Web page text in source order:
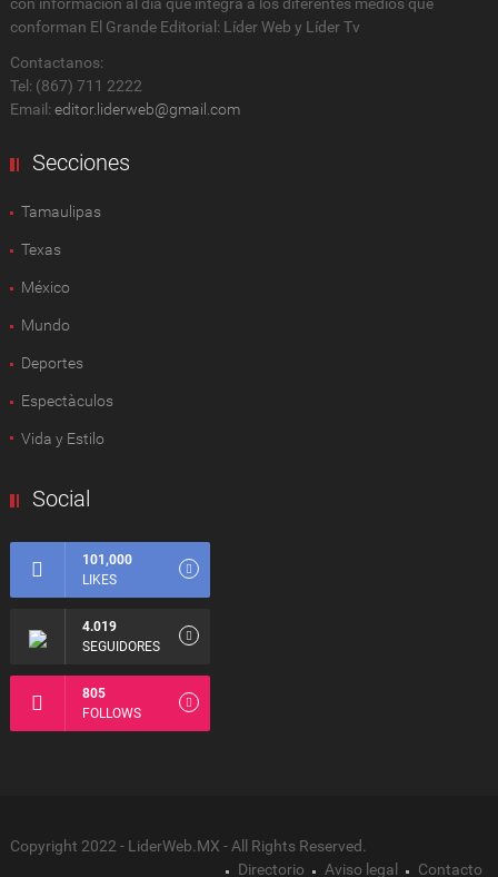
con información al día que integra a los diferentes medios que
conforman El Grande Editorial: Líder Web y Líder Tv
Contactanos:
Tel: (867) 711 2222
Email: editor.liderweb@gmail.com
Secciones
Tamaulipas
Texas
México
Mundo
Deportes
Espectàculos
Vida y Estilo
Social
101,000
LIKES
4.019
SEGUIDORES
805
FOLLOWS
Copyright 2022 - LiderWeb.MX - All Rights Reserved.
Directorio
Aviso legal Contacto